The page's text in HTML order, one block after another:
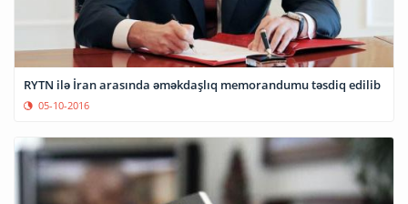
RYTN ilə İran arasında əməkdaşlıq memorandumu təsdiq edilib
05-10-2016